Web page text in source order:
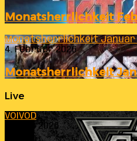
Monatsherrlichkeit
Monatsherrlichkeit Januar
4. Februar 2026
Monatsherrlichkeit
Live
VOIVOD
23. Juli 2026